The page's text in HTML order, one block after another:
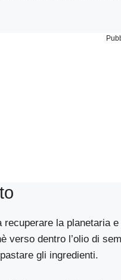
recuperare la planetaria
verso dentro l’olio di
gli ingredienti.